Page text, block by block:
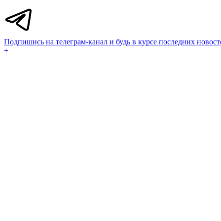
Подпишись на телеграм-канал и будь в курсе последних
+